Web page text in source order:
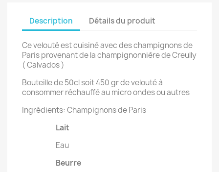
Description Détails du produit
Ce velouté est cuisiné avec des champignons de
Paris provenant de la champignonnière de Creully
( Calvados )
Bouteille de 50cl soit 450 gr de velouté à
consommer réchauffé au micro ondes ou autres
Ingrédients: Champignons de Paris
Lait
Eau
Beurre